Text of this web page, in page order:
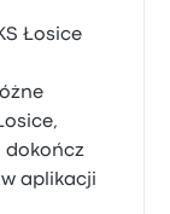
Łosice
dokończ
aplikacji